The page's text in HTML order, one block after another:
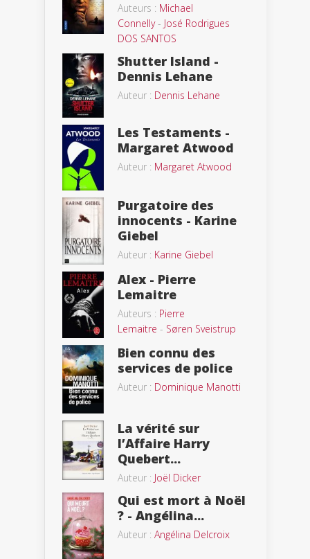
Auteurs : Michael
Connelly- José Rodrigues
DOS SANTOS
Shutter Island -
Dennis Lehane
Auteur : Dennis Lehane
Les Testaments -
Margaret Atwood
Auteur : Margaret Atwood
Purgatoire des
innocents - Karine
Giebel
Auteur : Karine Giebel
Alex - Pierre
Lemaitre
Auteurs : Pierre
Lemaitre - Søren Sveistrup
Bien connu des
services de police
Auteur : Dominique Manotti
La vérité sur
l’Affaire Harry
Quebert...
Auteur : Joël Dicker
Qui est mort à Noël
? - Angélina...
Auteur : Angélina Delcroix